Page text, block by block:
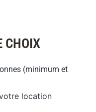
CHOIX
(minimum et
location